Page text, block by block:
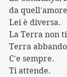
da
Lei è diversa.
La Terra non
Terra
C'e sempre.
Ti attende.